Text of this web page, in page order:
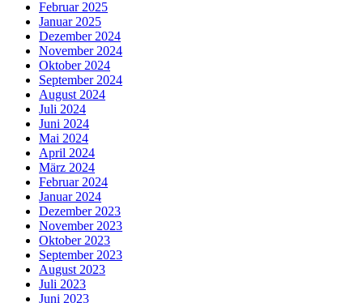
Februar 2025
Januar 2025
Dezember 2024
November 2024
Oktober 2024
September 2024
August 2024
Juli 2024
Juni 2024
Mai 2024
April 2024
März 2024
Februar 2024
Januar 2024
Dezember 2023
November 2023
Oktober 2023
September 2023
August 2023
Juli 2023
Juni 2023